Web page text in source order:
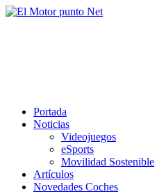
Saltar
Portada
Noticias
Videojuegos
eSports
Movilidad Sostenible
Artículos
Novedades Coches